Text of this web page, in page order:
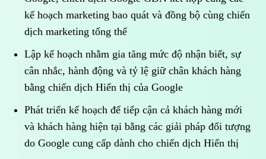
kế hoạch marketing bao quát và đồng bộ cùng chiến
dịch marketing tổng thể
Lập kế hoạch nhằm gia tăng mức độ nhận biết, sự
cân nhắc, hành động và tỷ lệ giữ chân khách hàng
bằng chiến dịch Hiển thị của Google
Phát triển kế hoạch để tiếp cận cả khách hàng mới
và khách hàng hiện tại bằng các giải pháp đối tượng
do Google cung cấp dành cho chiến dịch Hiển thị